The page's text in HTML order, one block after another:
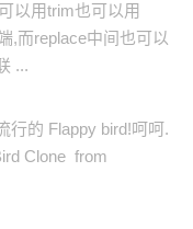
以用trim也可以用
,而replace中间也可以
...
行的 Flappy bird!呵呵.
Clone from